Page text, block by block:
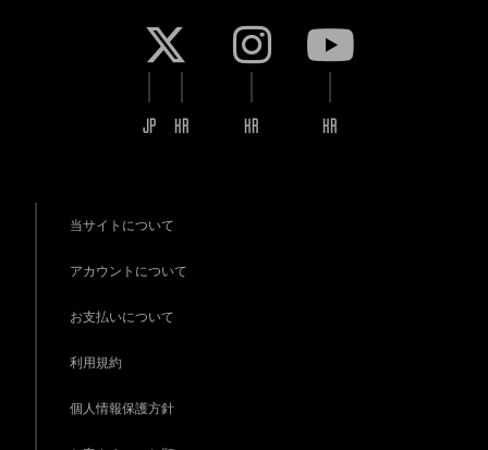
JP KR KR KR
当サイトについて
アカウントについて
お支払いについて
利用規約
個人情報保護方針